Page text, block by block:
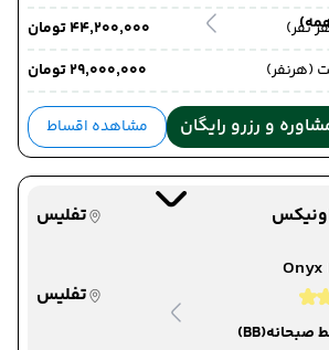
نفر)
۴۴٬۲۰۰٬۰۰۰ تومان
(هرنفر)
۲۹٬۰۰۰٬۰۰۰ تومان
و رزرو رایگان مشاهده اقساط
تفلیس
Onyx
تفلیس
صبحانه(BB)